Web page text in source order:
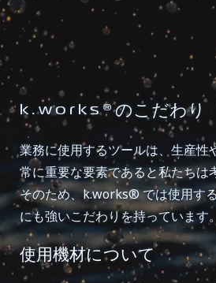
k.works®のこだわり
業務に使用するツールは、生産性
常に重要な要素であると私たちは
そのため、k.works® では使用す
にも強いこだわりを持っています
使用機材について